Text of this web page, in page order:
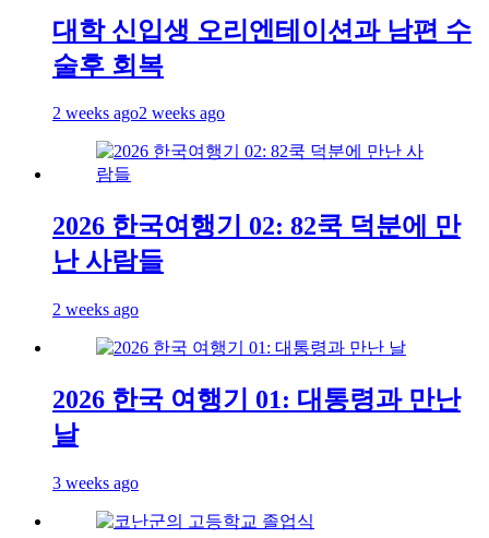
대학 신입생 오리엔테이션과 남편 수
술후 회복
2 weeks ago2 weeks ago
2026 한국여행기 02: 82쿡 덕분에 만
난 사람들
2 weeks ago
2026 한국 여행기 01: 대통령과 만난
날
3 weeks ago